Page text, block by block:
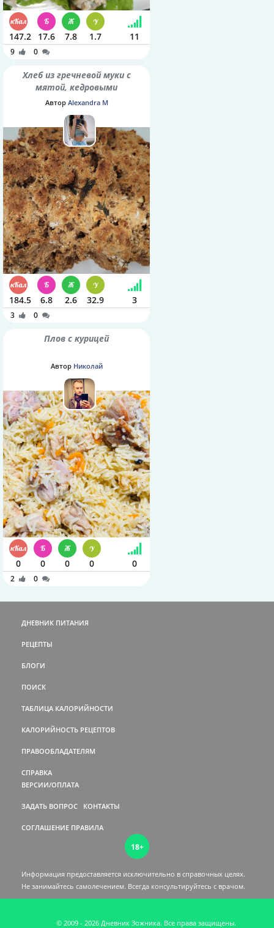
147.2 17.6 7.8 1.7 11
9 0
Хлеб из гречневой муки с
мятой, кедровыми
орешками и семенами
Автор Alexandra M
184.5 6.8 2.6 32.9 3
3 0
Плов с курицей
Автор Николай
0 0 0 0 0
2 0
ДНЕВНИК ПИТАНИЯ
РЕЦЕПТЫ
БЛОГИ
ПОИСК
ТАБЛИЦА КАЛОРИЙНОСТИ
КАЛОРИЙНОСТЬ РЕЦЕПТОВ
ПРАВООБЛАДАТЕЛЯМ
СПРАВКА
ВЕРСИИ/ОПЛАТА
ЗАДАТЬ ВОПРОС КОНТАКТЫ
СОГЛАШЕНИЕ ПРАВИЛА
18+
Информация предоставляется исключительно в справочных целях.
Не занимайтесь самолечением. Всегда консультируйтесь c врачом.
© 2009 - 2026 Дневник Зожника. Все права защищены.